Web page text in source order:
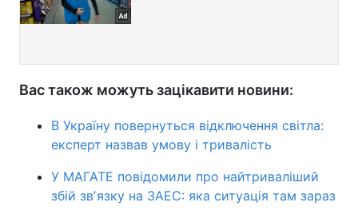
Вас також можуть зацікавити новини:
В Україну повернуться відключення світла:
експерт назвав умову і тривалість
У МАГАТЕ повідомили про найтриваліший
збій звʼязку на ЗАЕС: яка ситуація там зараз